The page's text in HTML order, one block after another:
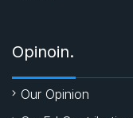
Opinoin.
Our Opinion